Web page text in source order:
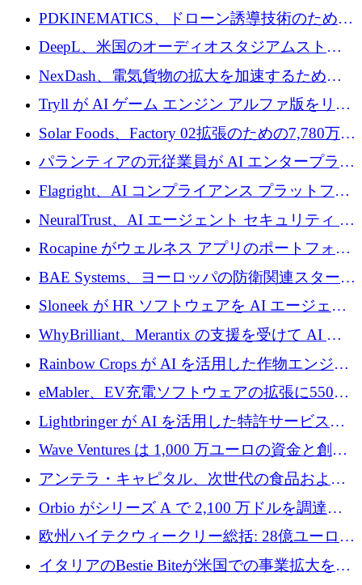
大に​​ 100 万ユーロを確保
PDKINEMATICS、ドローン誘導技術のために
200 万ユーロを調達
DeepL、米国のオーディオスタジアムストリ
ーミング事業Mixhaloを買収
NexDash、電気貨物の拡大を加速するために
EIT Urban Mobilityから250万ユーロを確保
Tryll が AI ゲーム エンジン アルファ版をリリ
ースし、60 万ドルのプレシード資金を確保
Solar Foods、Factory 02拡張のための7,780万ユ
ーロの資金調達パッケージを獲得
パランティアの元従業員が AI エンタープライ
ズ スタートアップの Conduct に 6,000 万ドル
を調達
Flagright、AI コンプライアンス プラットフォ
ームを拡張するためにシリーズ A で 1,250 万
ドルを確保
NeuralTrust、AI エージェント セキュリティ プ
ラットフォームの拡張に 2,000 万ドルを調達
Rocapine がウェルネス アプリのポートフォリ
オを拡大するためにシリーズ A で 1,300 万ド
ルを調達
BAE Systems、ヨーロッパの防衛関連スタート
アップの規模拡大を支援するために 5,000 万
Sloneek が HR ソフトウェアを AI エージェン
トに変えるために 600 万ドルを調達
WhyBrilliant、Merantix の支援を受けて AI 求
人マッチングを拡大するために 100 万ユーロ
Rainbow Crops が AI を活用した作物エンジニ
アリングを拡張するために 970 万ユーロを調
eMabler、EV充電ソフトウェアの拡張に550万
ユーロを確保
Lightbringer が AI を活用した特許サービスを
拡大するために 1,000 万ドルを調達
Wave Ventures は 1,000 万ユーロの資金と創設
者補助金で 10 周年を迎える
アンテラ・キャピタル、次世代の食品および
アグリテクノロジーのイノベーションを支援
するファンド III の初回クローズ額が 1 億ドル
に到達
Orbio がシリーズ A で 2,100 万ドルを調達、
AI 労働力管理を世界の最前線の労働者に提供
欧州ハイテクウィークリー総括: 28億ユーロの
取引と5月のハイライト
イタリアのBestie Biteが米国での事業拡大を加